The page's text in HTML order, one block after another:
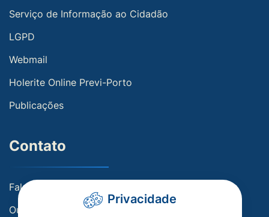
Serviço de Informação ao Cidadão
LGPD
Webmail
Holerite Online Previ-Porto
Publicações
Contato
Fale conosco
Ouvidoria
Privacidade